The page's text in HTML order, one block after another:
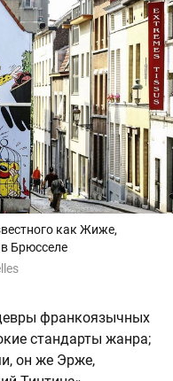
как Жиже,
Брюсселе
франкоязычных
стандарты жанра;
он же Эрже,